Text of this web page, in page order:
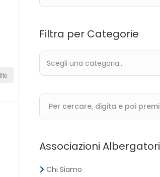
Filtra per Categorie
Associazioni Albergatori
Chi Siamo